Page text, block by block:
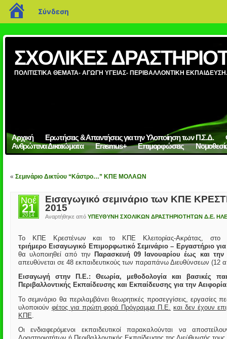
ΣΧΟΛΙΚΕΣ
ΠΟΛΙΤΙΣΤΙΚΑ ΘΕΜΑΤΑ- ΑΓΩΓΗ ΥΓΕΙΑΣ- ΠΕΡΙΒΑΛΛΟΝΤΙΚΗ ΕΚΠΑΙΔΕΥΣΗ.
Αρχική Ερωτήσεις & Απαντήσεις για την Υλοποίηση των Π.Σ.Δ.
Ανθρώπινα Δικαιώματα
Erasmus+ Επιμορφώσεις
« Σεμινάριο Δικτύου “Κάστρο…” ΚΠΕ ΜΟΛΑΩΝ
Νοέ
21
2014
Εισαγωγικό σεμινάριο των ΚΠΕ
2015
Αναρτήθηκε από ΥΠΕΥΘΥΝΗ ΣΧΟΛΙΚΩΝ ΔΡΑΣΤΗΡΙΟΤΗΤΩΝ Δ.Ε.
Το ΚΠΕ Κρεστένων και το ΚΠΕ Κλειτορίας-Ακράτας, στο
τριήμερο Εισαγωγικό Επιμορφωτικό Σεμινάριο – Εργαστήριο
θα υλοποιηθεί από την
Παρασκευή 09 Ιανουαρίου έως και την
απευθύνεται σε 48 εκπαιδευτικούς των παραπάνω Διευθύνσεων (12
Εισαγωγή στην Π.Ε.: Θεωρία, μεθοδολογία και βασικές
Περιβαλλοντικής Εκπαίδευσης και Εκπαίδευσης για την
Το σεμινάριο θα περιλαμβάνει θεωρητικές προσεγγίσεις, εργασίες
υλοποιούν φέτος για πρώτη φορά Πρόγραμμα Π.Ε.
και δεν έχουν
ΚΠΕ
Οι ενδιαφερόμενοι εκπαιδευτικοί παρακαλούνται να
blogs.sch.gr
Σύνδεση